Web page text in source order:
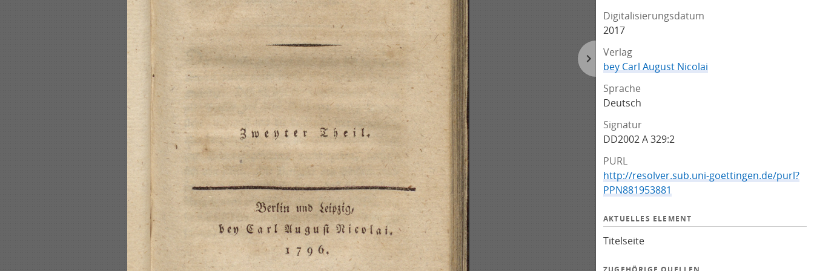
Digitalisierungsdatum
2017
Verlag
bey Carl August Nicolai
Sprache
Deutsch
Signatur
DD2002 A 329:2
PURL
http://resolver.sub.uni-goettingen.de/purl?
PPN881953881
AKTUELLES ELEMENT
Titelseite